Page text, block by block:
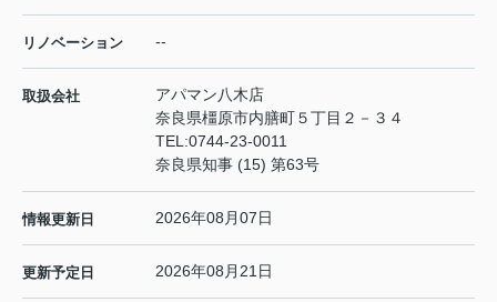
リノベーション --
取扱会社
アパマン八木店
奈良県橿原市内膳町５丁目２－３４
TEL:0744-23-0011
奈良県知事 (15) 第63号
情報更新日 2026年08月07日
更新予定日 2026年08月21日